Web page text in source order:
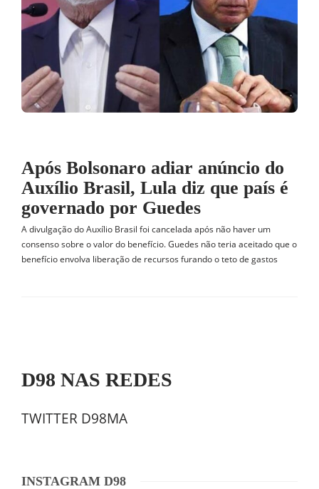
Após Bolsonaro adiar anúncio do
Auxílio Brasil, Lula diz que país é
governado por Guedes
A divulgação do Auxílio Brasil foi cancelada após não haver um
consenso sobre o valor do benefício. Guedes não teria aceitado que o
benefício envolva liberação de recursos furando o teto de gastos
D98 NAS REDES
TWITTER D98MA
INSTAGRAM D98